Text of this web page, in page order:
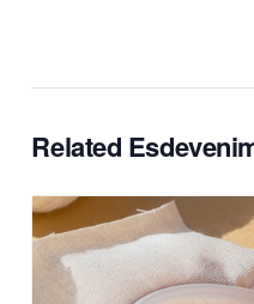
Related